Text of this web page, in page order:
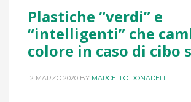
Plastiche “verdi” e
“intelligenti” che
colore in caso di cibo
12 MARZO 2020 BY MARCELLO DONADELLI